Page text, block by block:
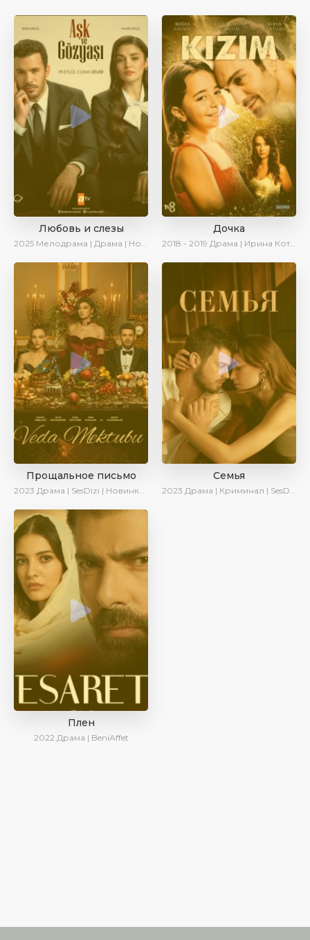
Любовь и слезы
2025 Мелодрама | Драма | Новинки | Сериалы 2025
Дочка
2018 - 2019 Драма | Ирина Котова
Прощальное письмо
2023 Драма | SesDizi | Новинки | Сериалы 2023
Семья
2023 Драма | Криминал | SesDizi | Ирина Котова | AveTurk | Сериалы 2023
Плен
2022 Драма | BeniAffet